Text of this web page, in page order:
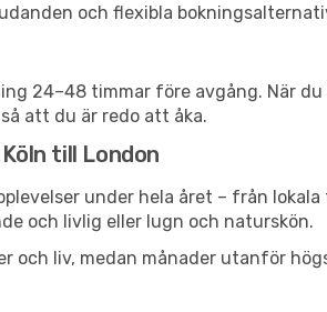
och flexibla
24–48 timmar före avgång. När
att du är redo att åka.
till London
under hela året – från
och livlig eller lugn och naturskön.
och liv, medan månader utanför